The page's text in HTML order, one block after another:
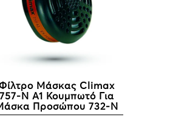
Μάσκας Climax
Ν Α1 Κουμπωτό Για
Προσώπου 732-N